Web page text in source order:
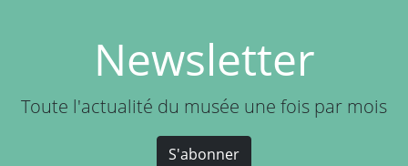
Newsletter
Toute l'actualité du musée une fois par mois
S'abonner